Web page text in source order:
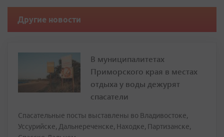
Другие новости
В муниципалитетах
Приморского края в местах
отдыха у воды дежурят
спасатели
Спасательные посты выставлены во Владивостоке,
Уссурийске, Дальнереченске, Находке, Партизанске,